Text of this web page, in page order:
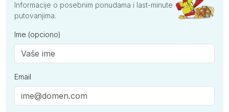
Informacije o posebnim ponudama i last-minute
putovanjima.
Ime (opciono)
Email